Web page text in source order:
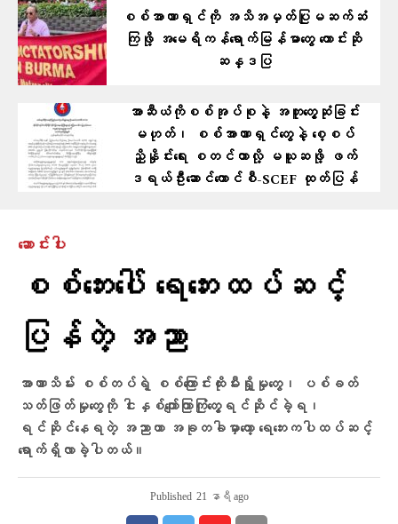
စစ်အာဏာရှင်ကို အသိအမှတ်ပြုမဆက်ဆံ
ကြဖို့ အ​မေရိကန်ရောက်မြန်မာတွေ တောင်းဆို
ဆန္ဒပြ
အာဆီယံကိုစစ်အုပ်စုနဲ့ အတူတွေ့ဆုံခြင်း
မဟုတ်၊ စစ်အာဏာရှင်တွေနဲ့ စေ့စပ်
ညှိနှိုင်းရေး စတင်တာလို့ မယူဆဖို့ ဖက်
ဒရယ်ဦးဆောင်ကောင်စီ-SCEF ထုတ်ပြန်
ဆောင်းပါး
စစ်ဘေးပေါ် ရေဘေးထပ်ဆင့်
ပြန်တဲ့ အညာ
အာဏာသိမ်း စစ်တပ်ရဲ့ စစ်ကြောင်းထိုးမီးရှို့မှုတွေ၊ ပစ်ခတ်
သတ်ဖြတ်မှုတွေကို ငါးနှစ်​ကျော်ကြာကြုံတွေ့ရင်ဆိုင်ခဲ့ရ၊
ရင်ဆိုင်နေရတဲ့ အညာဟာ အခုတခါမှာတော့ ရေဘေးကပါထပ်ဆင့်
ရောက်ရှိလာခဲ့ပါတယ်။
Published 21 နာရီ ago